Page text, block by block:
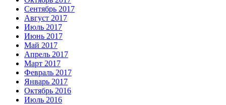
Сентябрь 2017
Август 2017
Июль 2017
Июнь 2017
Май 2017
Апрель 2017
Март 2017
Февраль 2017
Январь 2017
Октябрь 2016
Июль 2016